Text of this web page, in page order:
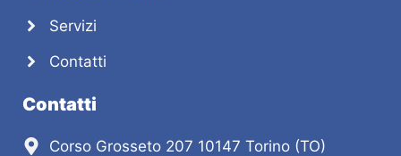
Servizi
Contatti
Contatti
Corso Grosseto 207 10147 Torino (TO)